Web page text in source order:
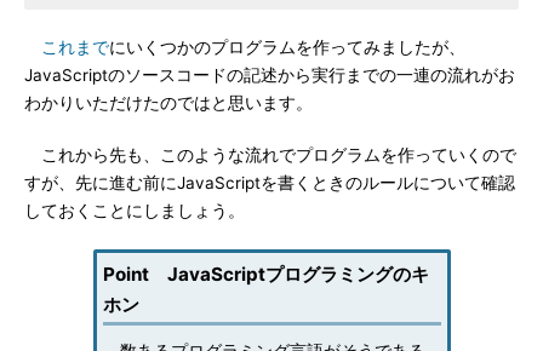
これまでにいくつかのプログラムを作ってみましたが、
JavaScriptのソースコードの記述から実行までの一連の流れがお
わかりいただけたのではと思います。
これから先も、このような流れでプログラムを作っていくので
すが、先に進む前にJavaScriptを書くときのルールについて確認
しておくことにしましょう。
Point JavaScriptプログラミングのキ
ホン